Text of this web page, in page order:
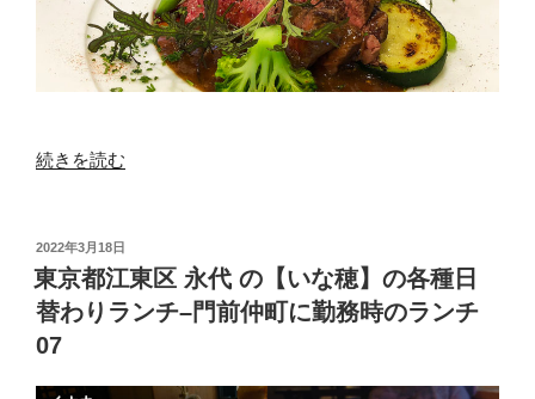
肉
ラ
の
“徳
南
矢
三
町
の
【ビ
続きを読む
投
稿
日:
2022年3月18日
東京都江東区 永代 の【いな穂】の各種日
替わりランチ–門前仲町に勤務時のランチ
07